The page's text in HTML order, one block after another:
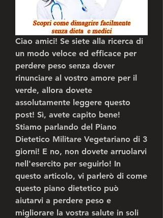
Ciao amici! Se siete alla ricerca di
un modo veloce ed efficace per
perdere peso senza dover
rinunciare al vostro amore per il
verde, allora dovete
assolutamente leggere questo
post! Sì, avete capito bene!
Stiamo parlando del Piano
Dietetico Militare Vegetariano di 3
giorni! E no, non dovete arruolarvi
nell'esercito per seguirlo! In
questo articolo, vi parlerò di come
questo piano dietetico può
aiutarvi a perdere peso e
migliorare la vostra salute in soli